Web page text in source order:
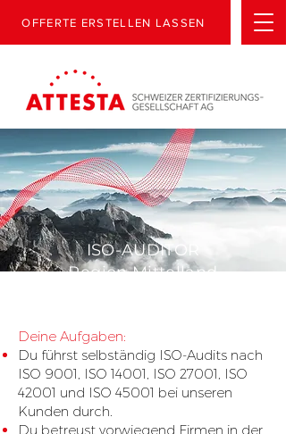
OFFERTE ERSTELLEN LASSEN
ISO-AUDITOR
Region Mittelland
Deine Aufgaben:
Du führst selbständig ISO-Audits nach
ISO 9001, ISO 14001, ISO 27001, ISO
42001 und ISO 45001 bei unseren
Kunden durch.
Du betreust vorwiegend Firmen in der